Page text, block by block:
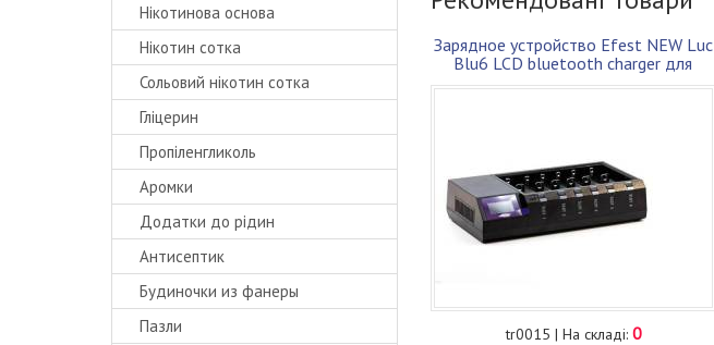
Нікотинова основа
Нікотин сотка
Сольовий нікотин сотка
Гліцерин
Пропіленгликоль
Аромки
Додатки до рідин
Антисептик
Будиночки из фанеры
Пазли
Зарядное устройство Efest NEW Luc
Blu6 LCD bluetooth charger для
аккумуляторов 18650
tr0015 | На складі: 0